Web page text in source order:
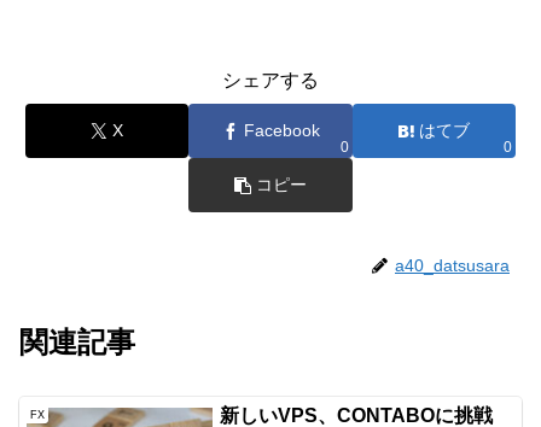
シェアする
X Facebook
0
はてブ
0
コピー
a40_datsusara
関連記事
FX 新しいVPS、CONTABOに挑戦